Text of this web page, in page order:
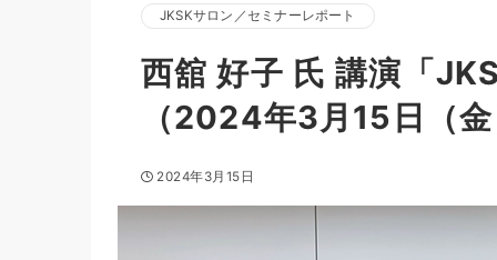
JKSKサロン／セミナーレポート
西舘 好子 氏 講演「
（2024年3月15日（
2024年3月15日